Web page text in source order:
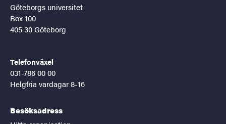
Göteborgs universitet
Box 100
405 30 Göteborg
Telefonväxel
031-786 00 00
Helgfria vardagar 8-16
Besöksadress